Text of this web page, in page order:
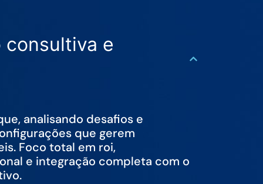
consultiva e
analisando desafios e
que gerem
Foco total em roi,
e integração completa com o